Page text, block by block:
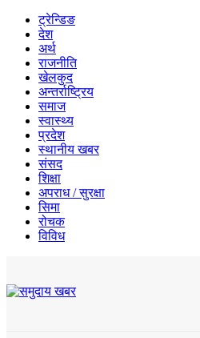
ट्रेन्डिङ
देश
अर्थ
राजनीति
खेलकुद
अन्तर्राष्ट्रिय
समाज
स्वास्थ्य
प्रदेश
स्थानीय खबर
संसद
शिक्षा
अपराध / सुरक्षा
सिमा
रोचक
विविध